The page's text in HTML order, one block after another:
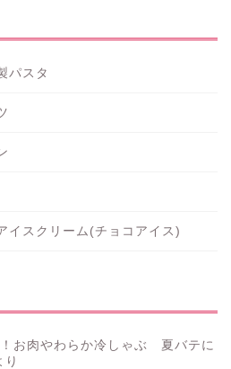
パスタ
イスクリーム(チョコアイス)
お肉やわらか冷しゃぶ 夏バテに
り